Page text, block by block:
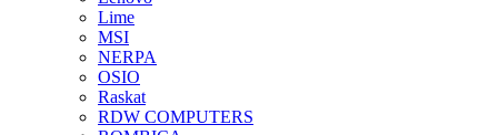
Lime
MSI
NERPA
OSIO
Raskat
RDW COMPUTERS